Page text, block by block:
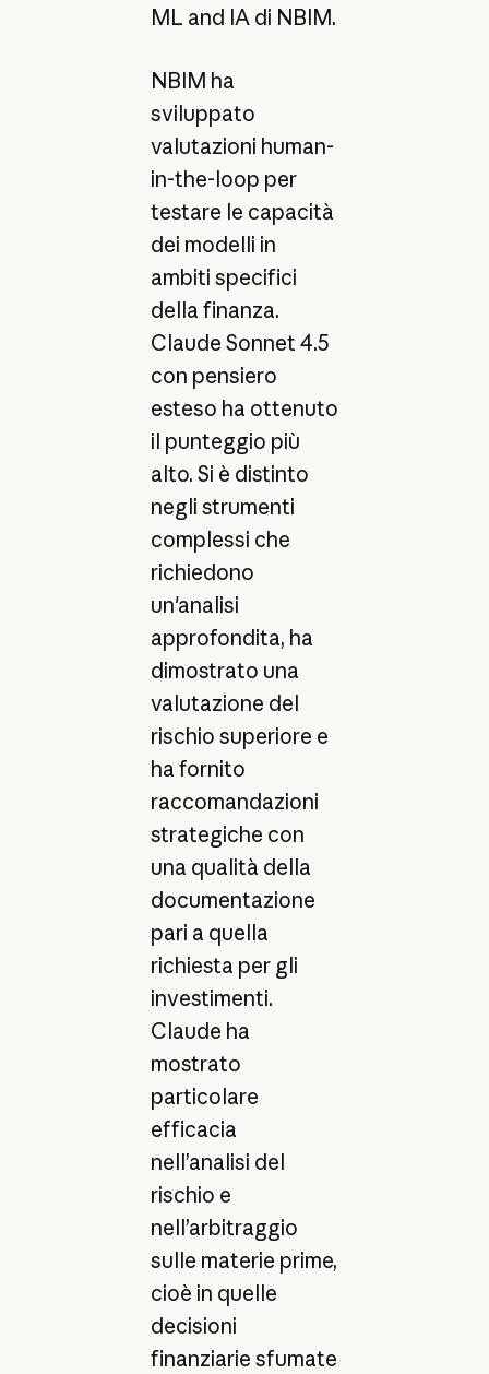
ML and IA di NBIM.
NBIM ha
sviluppato
valutazioni human-
in-the-loop per
testare le capacità
dei modelli in
ambiti specifici
della finanza.
Claude Sonnet 4.5
con pensiero
esteso ha ottenuto
il punteggio più
alto. Si è distinto
negli strumenti
complessi che
richiedono
un'analisi
approfondita, ha
dimostrato una
valutazione del
rischio superiore e
ha fornito
raccomandazioni
strategiche con
una qualità della
documentazione
pari a quella
richiesta per gli
investimenti.
Claude ha
mostrato
particolare
efficacia
nell’analisi del
rischio e
nell’arbitraggio
sulle materie prime,
cioè in quelle
decisioni
finanziarie sfumate